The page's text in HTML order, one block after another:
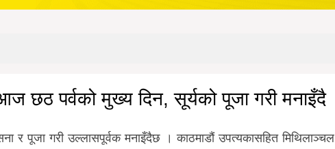
छठ पर्वको मुख्य दिन, सूर्यको पूजा गरी मनाइँदै
पूजा गरी उल्लासपूर्वक मनाइँदैछ । काठमाडौं उपत्यकासहित मिथिलाञ्चल